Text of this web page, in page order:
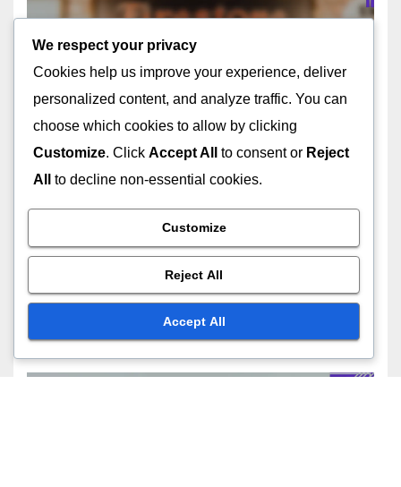
展示广告：设计原则、视觉吸引力
与品牌认知
互动广告：用户参与度、保留率与
JOHN DOE
We respect your privacy
Cookies help us improve your experience, deliver
personalized content, and analyze traffic. You can
choose which cookies to allow by clicking
Customize. Click Accept All to consent or Reject
All
to decline non-essential cookies.
Customize
Reject All
Accept All